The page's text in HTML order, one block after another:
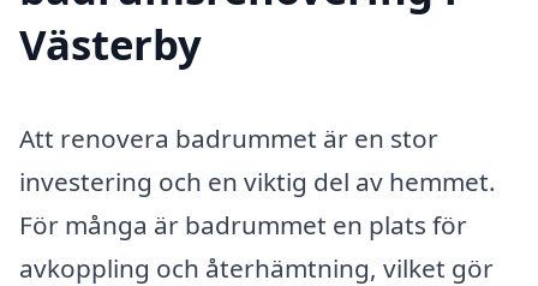
Västerby
Att renovera badrummet är en stor
investering och en viktig del av hemmet.
För många är badrummet en plats för
avkoppling och återhämtning, vilket gör